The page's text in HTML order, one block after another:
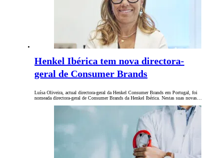
Henkel Ibérica tem nova directora-
geral de Consumer Brands
Luísa Oliveira, actual directora-geral da Henkel Consumer Brands em Portugal, foi
nomeada directora-geral de Consumer Brands da Henkel Ibérica. Nestas suas novas…